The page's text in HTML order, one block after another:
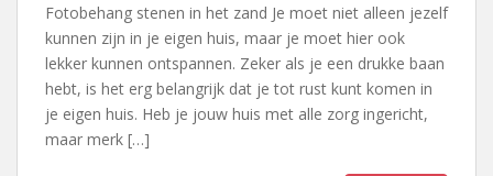
Fotobehang stenen in het zand Je moet niet alleen jezelf
kunnen zijn in je eigen huis, maar je moet hier ook
lekker kunnen ontspannen. Zeker als je een drukke baan
hebt, is het erg belangrijk dat je tot rust kunt komen in
je eigen huis. Heb je jouw huis met alle zorg ingericht,
maar merk […]